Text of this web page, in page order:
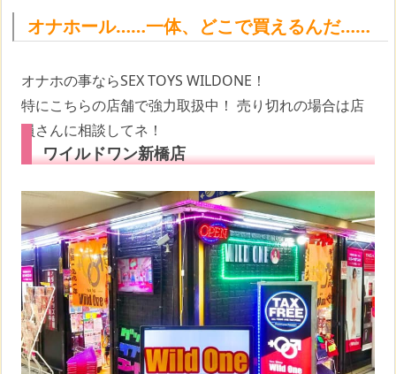
オナホール……一体、どこで買えるんだ……
オナホの事ならSEX TOYS WILDONE！
特にこちらの店舗で強力取扱中！ 売り切れの場合は店
員さんに相談してネ！
ワイルドワン新橋店